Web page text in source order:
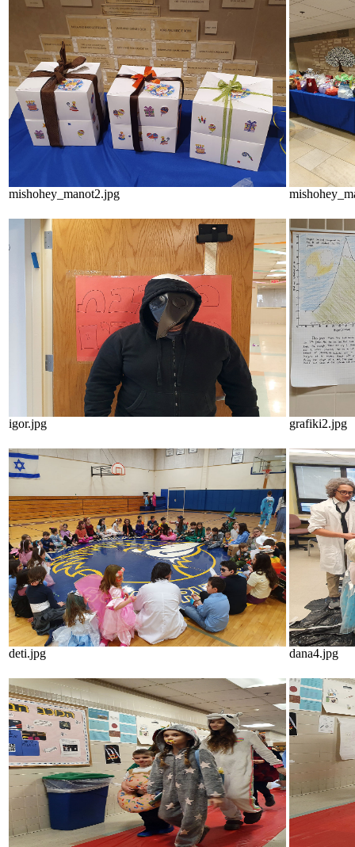
mishohey_manot2.jpg
igor.jpg grafiki2.jpg
deti.jpg dana4.jpg